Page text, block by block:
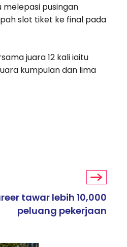
melepasi pusingan
slot tiket ke final pada
juara 12 kali iaitu
kumpulan dan lima
tawar lebih 10,000
peluang pekerjaan